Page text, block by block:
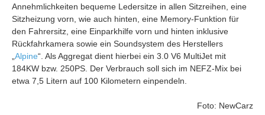
Annehmlichkeiten bequeme Ledersitze in allen Sitzreihen, eine
Sitzheizung vorn, wie auch hinten, eine Memory-Funktion für
den Fahrersitz, eine Einparkhilfe vorn und hinten inklusive
Rückfahrkamera sowie ein Soundsystem des Herstellers
Alpine“. Als Aggregat dient hierbei ein 3.0 V6 MultiJet mit
184KW bzw. 250PS. Der Verbrauch soll sich im NEFZ-Mix bei
etwa 7,5 Litern auf 100 Kilometern einpendeln.
Foto: NewCarz